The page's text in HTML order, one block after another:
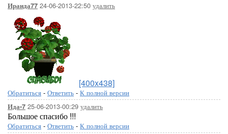
Ираида77 24-06-2013-22:50 удалить
[400x438]
Обратиться - Ответить - К полной версии
Ида-7 25-06-2013-00:29 удалить
Большое спасибо !!!
Обратиться - Ответить - К полной версии